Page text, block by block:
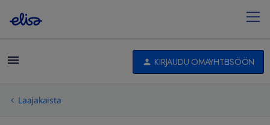
KIRJAUDU OMAYHTEISÖÖN
Laajakaista